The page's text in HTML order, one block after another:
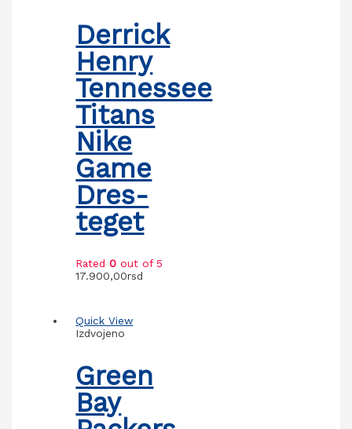
Derrick
Henry
Tennessee
Titans
Nike
Game
Dres-
teget
Rated0 out of 5
17.900,00rsd
Quick View
Izdvojeno
Green
Bay